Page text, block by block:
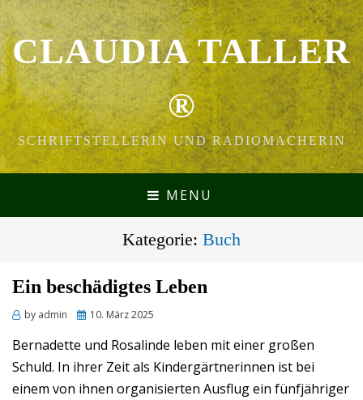
CLAUDIA TALLER
®
SCHRIFTSTELLERIN UND RADIOMACHERIN
MENU
Kategorie: Buch
Ein beschädigtes Leben
by admin
Posted
10. März 2025
Bernadette und Rosalinde leben mit einer großen
Schuld. In ihrer Zeit als Kindergärtnerinnen ist bei
einem von ihnen organisierten Ausflug ein fünfjähriger